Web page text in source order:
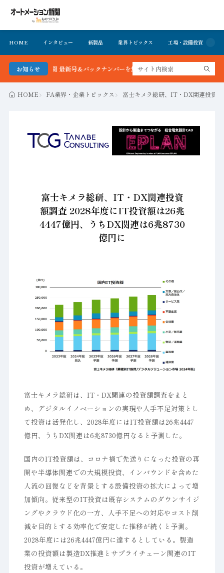
HOME インタビュー 新製品 業界トピックス 工場・設備投資
お知らせ
ン新聞 最新号＆バックナンバーを無料で公開中 詳細はこちら
HOME FA業界・企業トピックス 富士キメラ総研、IT・DX関連投資
富士キメラ総研、IT・DX関連投資
額調査 2028年度にIT投資額は26兆
4447億円、うちDX関連は6兆8730
億円に
富士キメラ総研は、IT・DX関連の投資額調査をまと
め、デジタルイノベーションの実現や人手不足対策とし
て投資は活発化し、2028年度にはIT投資額は26兆4447
億円、うちDX関連は6兆8730億円なると予測した。
国内のIT投資額は、コロナ禍で先送りになった投資の再
開や半導体関連での大規模投資、インバウンドを含めた
人流の回復などを背景とする設備投資の拡大によって増
加傾向。従来型のIT投資は既存システムのダウンサイジ
ングやクラウド化の一方、人手不足への対応やコスト削
減を目的とする効率化で安定した推移が続くと予測。
2028年度には26兆4447億円に達するとしている。製造
業の投資額は製造DX推進とサプライチェーン関連のIT
投資が増えている。